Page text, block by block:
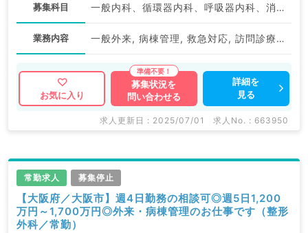
募集科目 一般内科、循環器内科、呼吸器内科、消化器内科、内分泌・代謝内科
業務内容 一般外来, 病棟管理, 救急対応, 訪問診療（居宅）, 訪問診療（施設）
お気に入り
募集状況を
問い合わせる
詳細を
見る
求人更新日 : 2025/07/01 求人No. : 663950
常勤求人 募集停止
【大阪府／大阪市】週4日勤務の相談可◎週5日1,200
万円～1,700万円◎外来・病棟管理のお仕事です（整形
外科／常勤）